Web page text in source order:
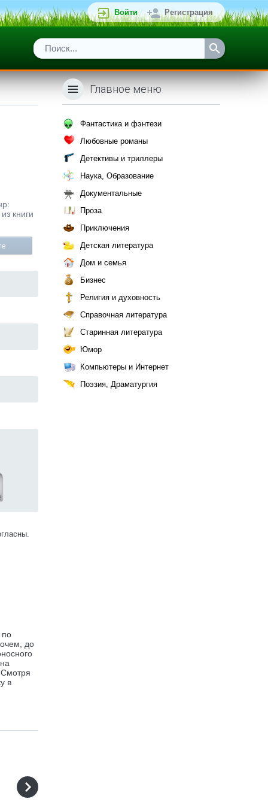
Войти Регистрация
книги
по
до
Смотря
в
Главное меню
Фантастика и фэнтези
Любовные романы
Детективы и триллеры
Наука, Образование
Документальные
Проза
Приключения
Детская литература
Дом и семья
Бизнес
Религия и духовность
Справочная литература
Старинная литература
Юмор
Компьютеры и Интернет
Поэзия, Драматургия